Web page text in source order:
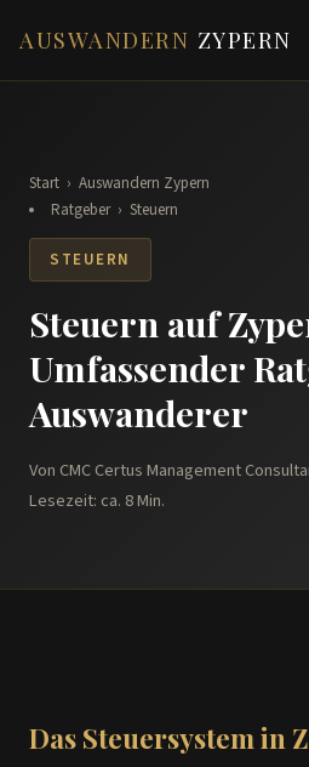
AUSWANDERN ZYPERN
Start › Auswandern Zypern
Ratgeber › Steuern
STEUERN
Steuern auf
Umfassender
Auswanderer
Von CMC Certus Management
Lesezeit: ca. 8 Min.
Das Steuersystem in